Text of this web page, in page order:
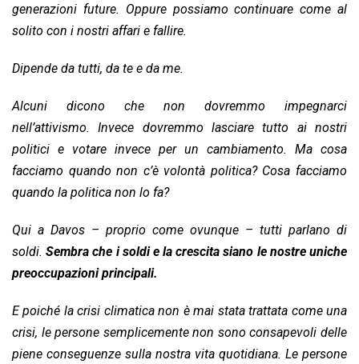
generazioni future. Oppure possiamo continuare come al
solito con i nostri affari e fallire.
Dipende da tutti, da te e da me.
Alcuni dicono che non dovremmo impegnarci
nell’attivismo. Invece dovremmo lasciare tutto ai nostri
politici e votare invece per un cambiamento. Ma cosa
facciamo quando non c’è volontà politica? Cosa facciamo
quando la politica non lo fa?
Qui a Davos – proprio come ovunque – tutti parlano di
soldi.Sembra che i soldi e la crescita siano le nostre uniche
preoccupazioni principali.
E poiché la crisi climatica non è mai stata trattata come una
crisi, le persone semplicemente non sono consapevoli delle
piene conseguenze sulla nostra vita quotidiana. Le persone